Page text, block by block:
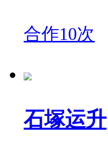
合作10次
石塚运升